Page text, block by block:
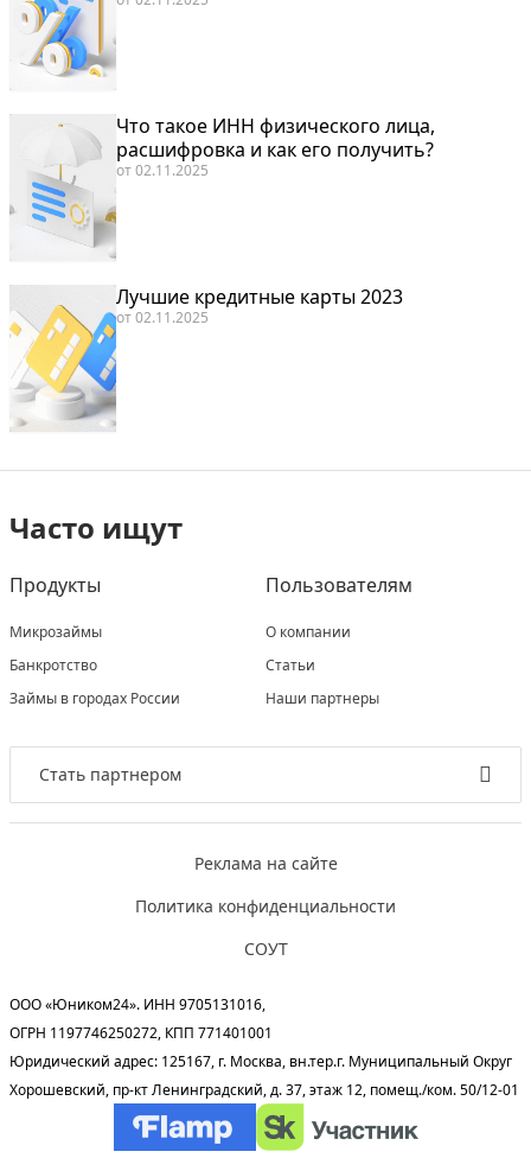
Что такое ИНН физического лица,
расшифровка и как его получить?
от02.11.2025
Лучшие кредитные карты 2023
от02.11.2025
Часто ищут
Продукты
Микрозаймы
Банкротство
Займы в городах России
Пользователям
О компании
Статьи
Наши партнеры
Стать партнером
Реклама на сайте
Политика конфиденциальности
СОУТ
ООО «Юником24». ИНН 9705131016,
ОГРН 1197746250272, КПП 771401001
Юридический адрес: 125167, г. Москва, вн.тер.г. Муниципальный Округ
Хорошевский, пр-кт Ленинградский, д. 37, этаж 12, помещ./ком. 50/12-01